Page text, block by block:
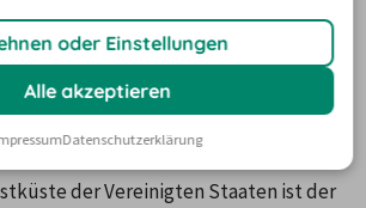
auf dem Minimum Median-Suchpreis für die
und können für neue Suchanfragen variieren.
Oregon
der Vereinigten Staaten ist der
oder Einstellungen
Alle akzeptieren
Datenschutzerklärung